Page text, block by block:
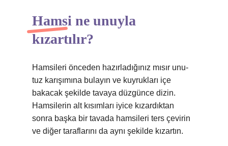
Hamsi ne unuyla
kızartılır?
Hamsileri önceden hazırladığınız mısır unu-
tuz karışımına bulayın ve kuyrukları içe
bakacak şekilde tavaya düzgünce dizin.
Hamsilerin alt kısımları iyice kızardıktan
sonra başka bir tavada hamsileri ters çevirin
ve diğer taraflarını da aynı şekilde kızartın.